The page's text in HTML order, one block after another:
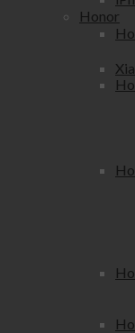
Honor